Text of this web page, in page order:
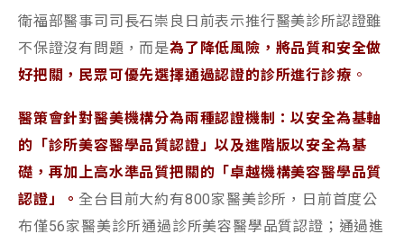
衛福部醫事司司長石崇良日前表示推行醫美診所認證雖
不保證沒有問題，而是為了降低風險，將品質和安全做
好把關，民眾可優先選擇通過認證的診所進行診療 。
醫策會針對醫美機構分為兩種認證機制：以安全為基軸
的「診所美容醫學品質認證」以及進階版以安全為基
礎，再加上高水準品質把關的「卓越機構美容醫學品質
認證」。 全台目前大約有800家醫美診所，日前首度公
布僅56家醫美診所通過診所美容醫學品質認證；通過進